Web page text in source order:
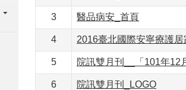
3 醫品病安_首頁
4 2016臺北國際安寧療護
5 院訊雙月刊__「101年12
6 院訊雙月刊_LOGO